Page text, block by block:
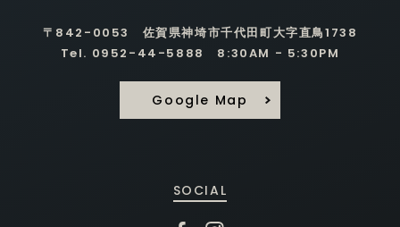
〒842-0053 佐賀県神埼市千代田町大字直鳥1738
Tel. 0952-44-5888 8:30AM - 5:30PM
Google Map
SOCIAL